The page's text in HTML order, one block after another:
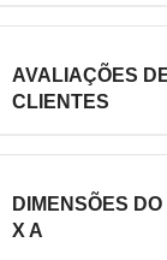
AVALIAÇÕES
CLIENTES
DIMENSÕES
X A